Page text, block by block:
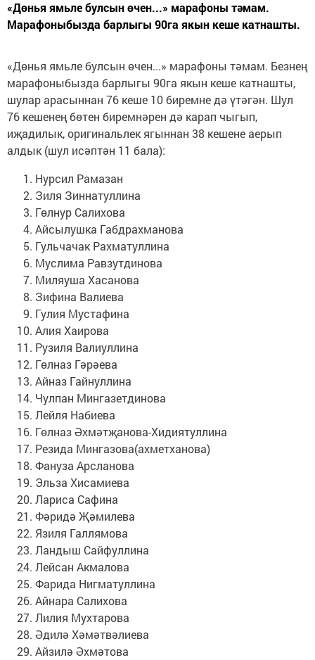
«Дөнья ямьле булсын өчен...» марафоны тәмам.
Марафоныбызда барлыгы 90га якын кеше катнашты.
«Дөнья ямьле булсын өчен...» марафоны тәмам. Безнең
марафоныбызда барлыгы 90га якын кеше катнашты,
шулар арасыннан 76 кеше 10 биремне дә үтәгән. Шул
76 кешенең бөтен биремнәрен дә карап чыгып,
иҗадилык, оригинальлек ягыннан 38 кешене аерып
алдык (шул исәптән 11 бала):
Нурсил Рамазан
Зиля Зиннатуллина
Гөлнур Салихова
Айсылушка Габдрахманова
Гульчачак Рахматуллина
Муслима Равзутдинова
Миляуша Хасанова
Зифина Валиева
Гулия Мустафина
Алия Хаирова
Рузиля Валиуллина
Гөлназ Гәрәева
Айназ Гайнуллина
Чулпан Мингазетдинова
Лейля Набиева
Гөлназ Әхмәтҗанова-Хидиятуллина
Резида Мингазова(ахметханова)
Фануза Арсланова
Эльза Хисамиева
Лариса Сафина
Фәридә Җәмилева
Язиля Галлямова
Ландыш Сайфуллина
Лейсан Акмалова
Фарида Нигматуллина
Айнара Салихова
Лилия Мухтарова
Әдилә Хәмәтвәлиева
Айзилә Әхмәтова